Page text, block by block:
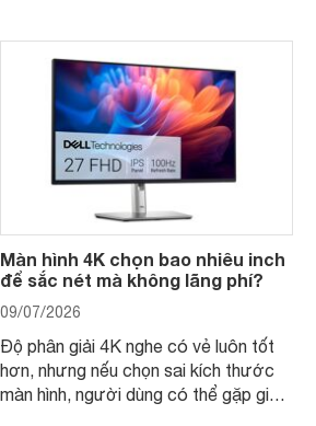
thay vì chỉ so sánh cấu hình trên giấy.
Màn hình 4K chọn bao nhiêu inch
để sắc nét mà không lãng phí?
09/07/2026
Độ phân giải 4K nghe có vẻ luôn tốt
hơn, nhưng nếu chọn sai kích thước
màn hình, người dùng có thể gặp giao